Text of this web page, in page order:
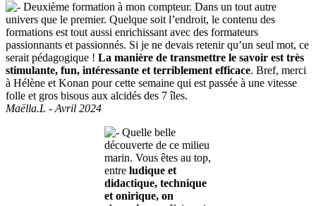
Deuxième formation à mon compteur. Dans un tout autre
univers que le premier. Quelque soit l’endroit, le contenu des
formations est tout aussi enrichissant avec des formateurs
passionnants et passionnés. Si je ne devais retenir qu’un seul mot, ce
serait pédagogique ! La manière de transmettre le savoir est très
stimulante, fun, intéressante et terriblement efficace. Bref, merci
à Hélène et Konan pour cette semaine qui est passée à une vitesse
folle et gros bisous aux alcidés des 7 îles.
Maëlla.L - Avril 2024
Quelle belle
découverte de ce milieu
marin. Vous êtes au top,
entre ludique et
didactique, technique
et onirique, on